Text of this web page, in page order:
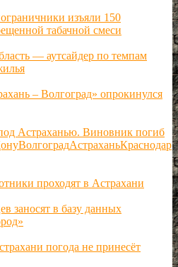
изъяли 150
табачной смеси
— аутсайдер по темпам
– Волгоград» опрокинулся
Астраханью. Виновник погиб
ВолгоградАстраханьКраснодар
проходят в Астрахани
заносят в базу данных
погода не принесёт